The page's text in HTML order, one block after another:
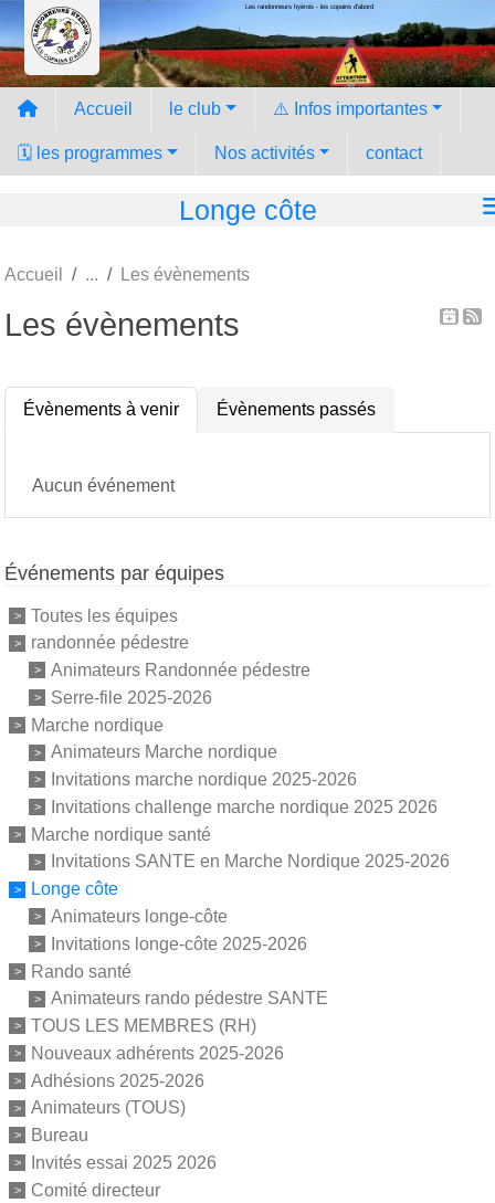
Les randonneurs hyèrois - les copains d'abord
Accueil le club ⚠️ Infos importantes
🗓️ les programmes Nos activités contact
Longe côte
Accueil Les évènements
Les évènements
Évènements à venir Évènements passés
Aucun événement
Événements par équipes
Toutes les équipes
randonnée pédestre
Animateurs Randonnée pédestre
Serre-file 2025-2026
Marche nordique
Animateurs Marche nordique
Invitations marche nordique 2025-2026
Invitations challenge marche nordique 2025 2026
Marche nordique santé
Invitations SANTE en Marche Nordique 2025-2026
Longe côte
Animateurs longe-côte
Invitations longe-côte 2025-2026
Rando santé
Animateurs rando pédestre SANTE
TOUS LES MEMBRES (RH)
Nouveaux adhérents 2025-2026
Adhésions 2025-2026
Animateurs (TOUS)
Bureau
Invités essai 2025 2026
Comité directeur
Panneau de gestion des cookies